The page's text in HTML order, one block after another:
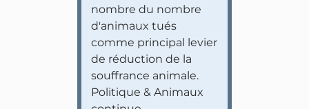
nombre du nombre
d'animaux tués
comme principal levier
de réduction de la
souffrance animale.
Politique & Animaux